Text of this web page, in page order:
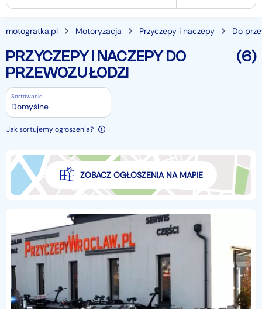
motogratka.pl Motoryzacja Przyczepy i naczepy Do
PRZYCZEPY I NACZEPY DO
PRZEWOZU ŁODZI
(6)
Sortowanie
Domyślne
Jak sortujemy ogłoszenia?
ZOBACZ OGŁOSZENIA NA MAPIE